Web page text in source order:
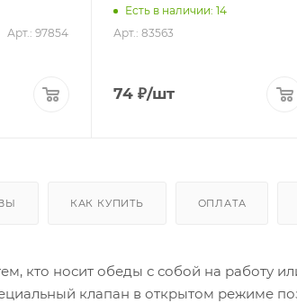
Арт.: 97854
Есть в наличии: 14
Арт.: 83563
74₽/шт
КАК КУПИТЬ ОПЛАТА
кто носит обеды с собой на работу
клапан в открытом режиме